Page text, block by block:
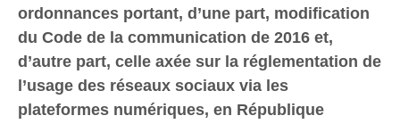
ordonnances portant, d’une part, modification
du Code de la communication de 2016 et,
d’autre part, celle axée sur la réglementation de
l’usage des réseaux sociaux via les
plateformes numériques, en République